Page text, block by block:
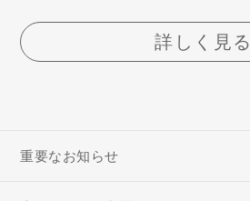
詳しく見る
重要なお知らせ